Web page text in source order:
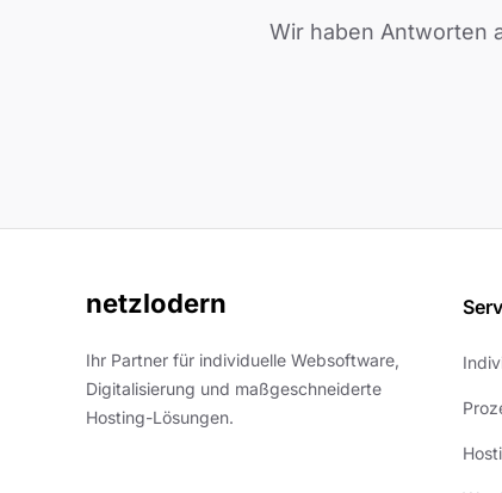
Wir haben Antworten
netzlodern
Ihr Partner für individuelle Websoftware,
Digitalisierung und maßgeschneiderte
Hosting-Lösungen.